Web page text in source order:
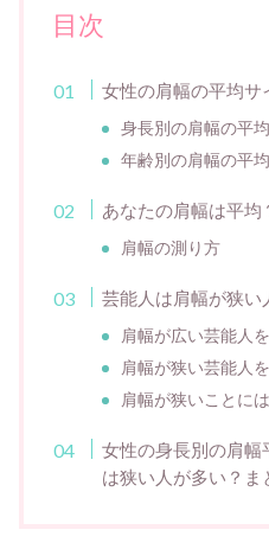
目次
女性の肩幅の平均サ
身長別の肩幅の平
年齢別の肩幅の平
あなたの肩幅は平均
肩幅の測り方
芸能人は肩幅が狭い
肩幅が広い芸能人
肩幅が狭い芸能人
肩幅が狭いことに
女性の身長別の肩幅
は狭い人が多い？ま